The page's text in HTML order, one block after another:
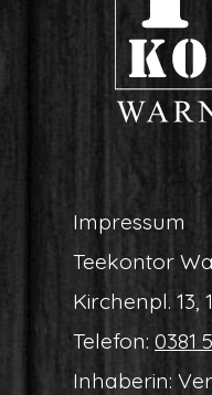
Impres­sum
Tee­kon­tor
Kir­chen­pl. 13,
Tele­fon: 0381
Inha­be­rin: